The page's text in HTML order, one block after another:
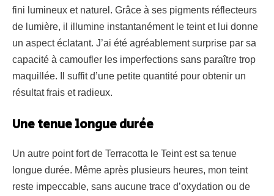
fini lumineux et naturel. Grâce à ses pigments réflecteurs
de lumière, il illumine instantanément le teint et lui donne
un aspect éclatant. J’ai été agréablement surprise par sa
capacité à camoufler les imperfections sans paraître trop
maquillée. Il suffit d’une petite quantité pour obtenir un
résultat frais et radieux.
Une tenue longue durée
Un autre point fort de Terracotta le Teint est sa tenue
longue durée. Même après plusieurs heures, mon teint
reste impeccable, sans aucune trace d’oxydation ou de